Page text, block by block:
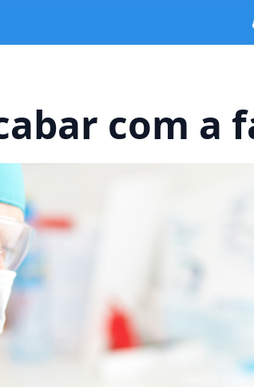
com a